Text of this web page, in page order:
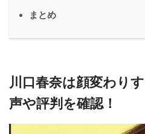
まとめ
川口春奈は顔変わり
声や評判を確認！